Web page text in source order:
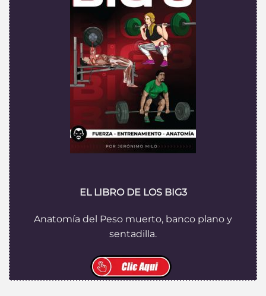
EL LIBRO DE LOS BIG3
Anatomía del Peso muerto, banco plano y
sentadilla.